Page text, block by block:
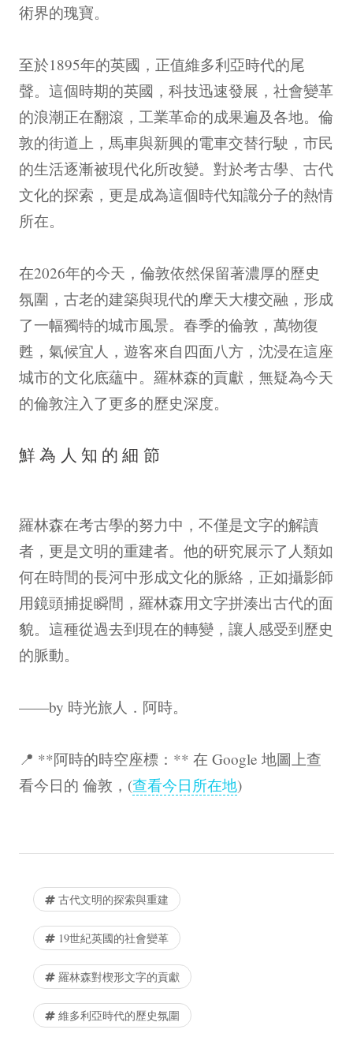
術界的瑰寶。
至於1895年的英國，正值維多利亞時代的尾
聲。這個時期的英國，科技迅速發展，社會變革
的浪潮正在翻滾，工業革命的成果遍及各地。倫
敦的街道上，馬車與新興的電車交替行駛，市民
的生活逐漸被現代化所改變。對於考古學、古代
文化的探索，更是成為這個時代知識分子的熱情
所在。
在2026年的今天，倫敦依然保留著濃厚的歷史
氛圍，古老的建築與現代的摩天大樓交融，形成
了一幅獨特的城市風景。春季的倫敦，萬物復
甦，氣候宜人，遊客來自四面八方，沈浸在這座
城市的文化底蘊中。羅林森的貢獻，無疑為今天
的倫敦注入了更多的歷史深度。
鮮為人知的細節
羅林森在考古學的努力中，不僅是文字的解讀
者，更是文明的重建者。他的研究展示了人類如
何在時間的長河中形成文化的脈絡，正如攝影師
用鏡頭捕捉瞬間，羅林森用文字拼湊出古代的面
貌。這種從過去到現在的轉變，讓人感受到歷史
的脈動。
——by 時光旅人．阿時。
📍 **阿時的時空座標：** 在 Google 地圖上查
看今日的 倫敦，(查看今日所在地)
古代文明的探索與重建
19世紀英國的社會變革
羅林森對楔形文字的貢獻
維多利亞時代的歷史氛圍